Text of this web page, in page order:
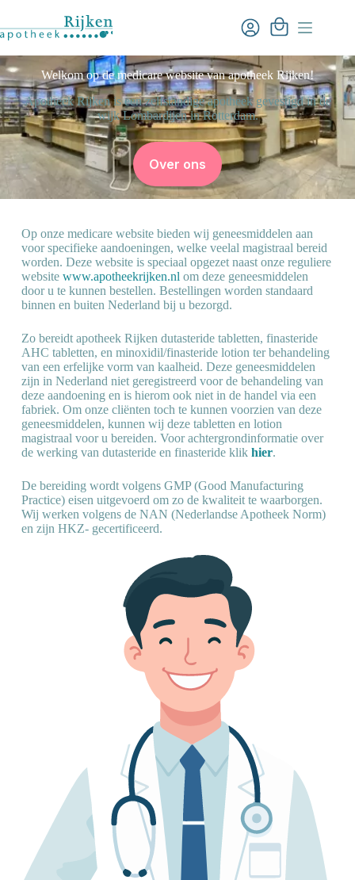
de
Winkelwagen
Welkom op de medicare website van apotheek Rijken!
Apotheek Rijken is een zelfstandige apotheek gevestigd in de
wijk Lombardijen in Rotterdam.
Over ons
Op onze medicare website bieden wij geneesmiddelen aan
voor specifieke aandoeningen, welke veelal magistraal bereid
worden. Deze website is speciaal opgezet naast onze reguliere
website www.apotheekrijken.nl om deze geneesmiddelen
door u te kunnen bestellen. Bestellingen worden standaard
binnen en buiten Nederland bij u bezorgd.
Zo bereidt apotheek Rijken dutasteride tabletten, finasteride
AHC tabletten, en minoxidil/finasteride lotion ter behandeling
van een erfelijke vorm van kaalheid. Deze geneesmiddelen
zijn in Nederland niet geregistreerd voor de behandeling van
deze aandoening en is hierom ook niet in de handel via een
fabriek. Om onze cliënten toch te kunnen voorzien van deze
geneesmiddelen, kunnen wij deze tabletten en lotion
magistraal voor u bereiden. Voor achtergrondinformatie over
de werking van dutasteride en finasteride klik hier.
De bereiding wordt volgens GMP (Good Manufacturing
Practice) eisen uitgevoerd om zo de kwaliteit te waarborgen.
Wij werken volgens de NAN (Nederlandse Apotheek Norm)
en zijn HKZ- gecertificeerd.